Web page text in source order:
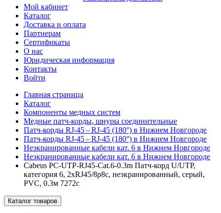
Мой кабинет
Каталог
Доставка и оплата
Партнерам
Сертификаты
О нас
Юридическая информация
Контакты
Войти
Главная страница
Каталог
Компоненты медных систем
Медные патч-корды, шнуры соединительные
Патч-корды RJ‑45 – RJ‑45 (180°) в Нижнем Новгороде
Патч-корды RJ‑45 – RJ‑45 (180°) в Нижнем Новгороде
Неэкранированные кабели кат. 6 в Нижнем Новгороде
Неэкранированные кабели кат. 6 в Нижнем Новгороде
Cabeus PC-UTP-RJ45-Cat.6-0.3m Патч-корд U/UTP,
категория 6, 2xRJ45/8p8c, неэкранированный, серый,
PVC, 0.3м 7272c
Каталог товаров